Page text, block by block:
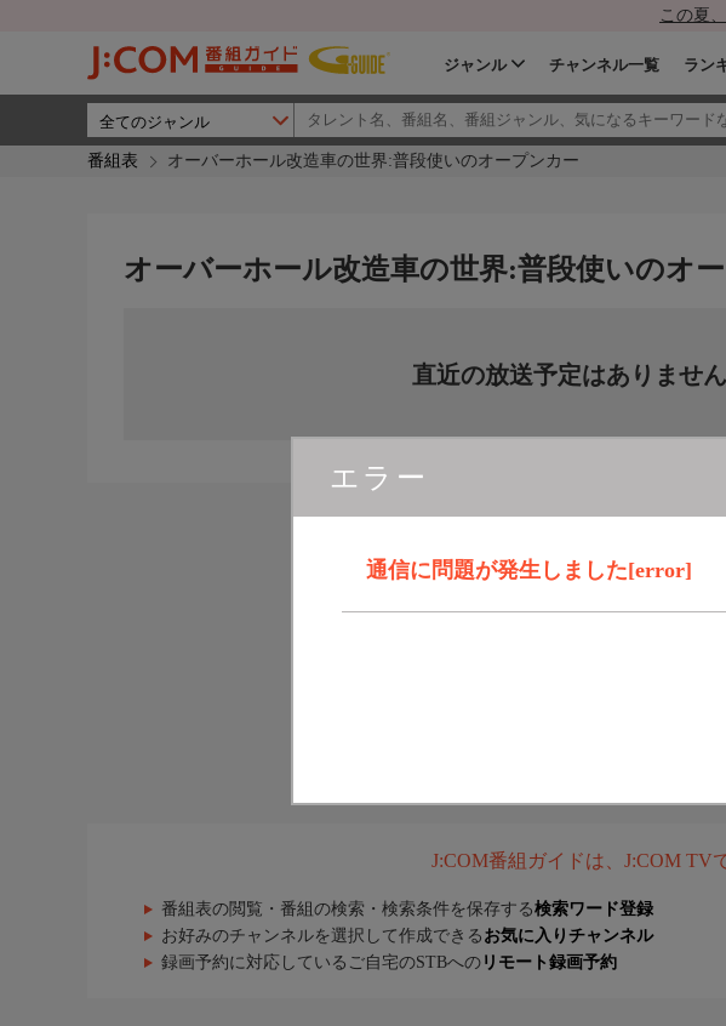
この夏
ジャンル チャンネル一覧 ラン
番組表 オーバーホール改造車の世界:普段使いのオープンカー
エラー
通信に問題が発生しました[error]
オーバーホール改造車の世界:普段使いのオ
直近の放送予定はありません
J:COM番組ガイドは、J:COM TV
番組表の閲覧・番組の検索・検索条件を保存する検索ワード登録
お好みのチャンネルを選択して作成できる お気に入りチャンネル
録画予約に対応しているご自宅のSTBへの リモート録画予約